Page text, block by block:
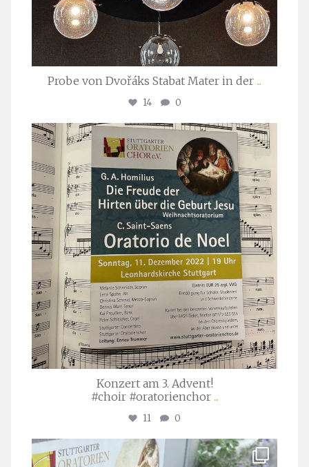
Probe von Dvořáks Stabat Mater in der ...
14 0
stuttgarter_oratorienchor
Nov. 29
Konzert am 3. Advent!
#choir #oratorienchor ...
11 0
stuttgarter_oratorienchor
Juli 23